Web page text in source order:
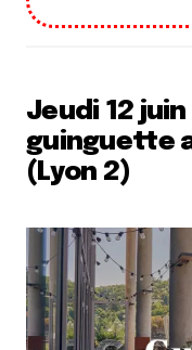
Jeudi 12
guinguette
(Lyon 2)